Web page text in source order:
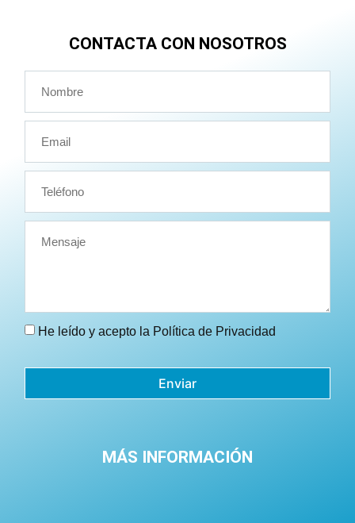
CONTACTA CON NOSOTROS
He leído y acepto la Política de Privacidad
Enviar
MÁS INFORMACIÓN